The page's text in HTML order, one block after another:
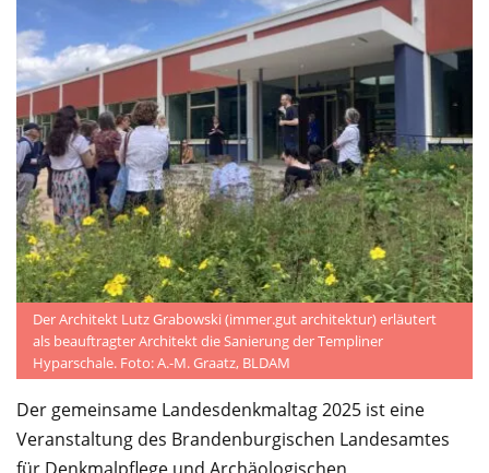
Der Architekt Lutz Grabowski (immer.gut architektur) erläutert
als beauftragter Architekt die Sanierung der Templiner
Hyparschale. Foto: A.-M. Graatz, BLDAM
Der gemeinsame Landesdenkmaltag 2025 ist eine
Veranstaltung des Brandenburgischen Landesamtes